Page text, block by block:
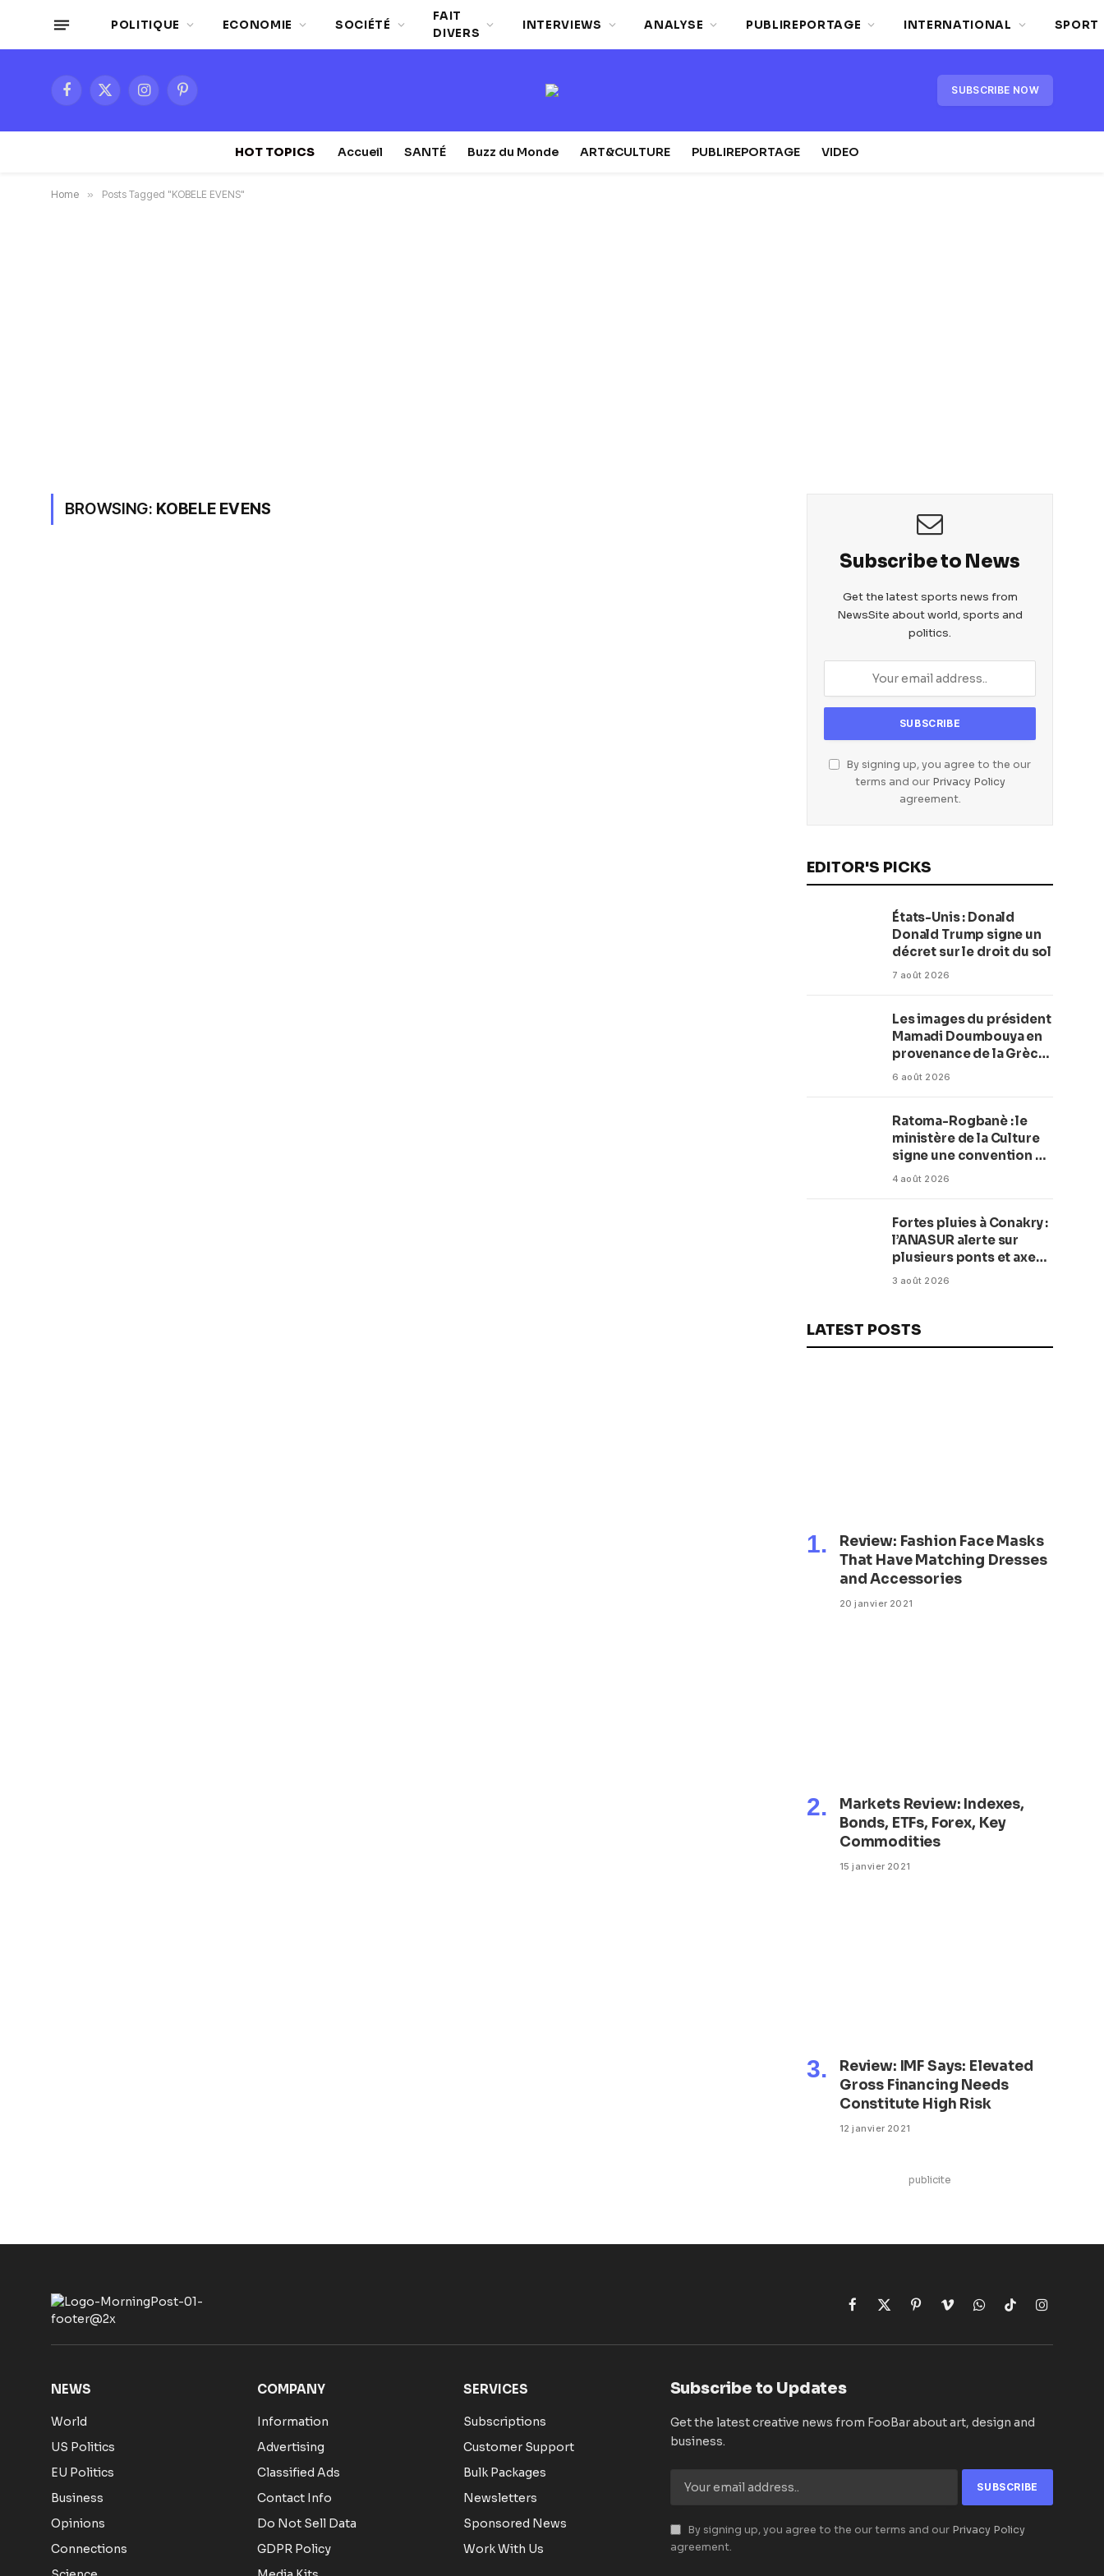
POLITIQUE ECONOMIE SOCIÉTÉ
FAIT
DIVERS
INTERVIEWS ANALYSE PUBLIREPORTAGE INTERNATIONAL SPORT
Facebook
X
InstagramPinterest SUBSCRIBE NOW
HOT TOPICS Accueil SANTÉ Buzz du Monde ART&CULTURE PUBLIREPORTAGE VIDEO
Home » Posts Tagged "KOBELE EVENS"
BROWSING: KOBELE EVENS
Subscribe to News
Get the latest sports news from
NewsSite about world, sports and
politics.
By signing up, you agree to the our
terms and our Privacy Policy
agreement.
EDITOR'S PICKS
États-Unis : Donald
Donald Trump signe un
décret sur le droit du sol
7 août 2026
Les images du président
Mamadi Doumbouya en
provenance de la Grèce
rassurent les Guinéens
6 août 2026
Ratoma-Rogbanè : le
ministère de la Culture
signe une convention de
42 millions de dollars
balnéaire
4 août 2026
Fortes pluies à Conakry :
l’ANASUR alerte sur
plusieurs ponts et axes
routiers
3 août 2026
LATEST POSTS
Review: Fashion Face Masks
That Have Matching Dresses
and Accessories
20 janvier 2021
Markets Review: Indexes,
Bonds, ETFs, Forex, Key
Commodities
15 janvier 2021
Review: IMF Says: Elevated
Gross Financing Needs
Constitute High Risk
12 janvier 2021
publicite
Facebook
X
PinterestVimeoWhatsApp
TikTokInstagram
NEWS
World
US Politics
EU Politics
Business
Opinions
Connections
COMPANY
Information
Advertising
Classified Ads
Contact Info
Do Not Sell Data
GDPR Policy
SERVICES
Subscriptions
Customer Support
Bulk Packages
Newsletters
Sponsored News
Work With Us
Subscribe to Updates
Get the latest creative news from FooBar about art, design and
business.
By signing up, you agree to the our terms and our Privacy Policy
agreement.